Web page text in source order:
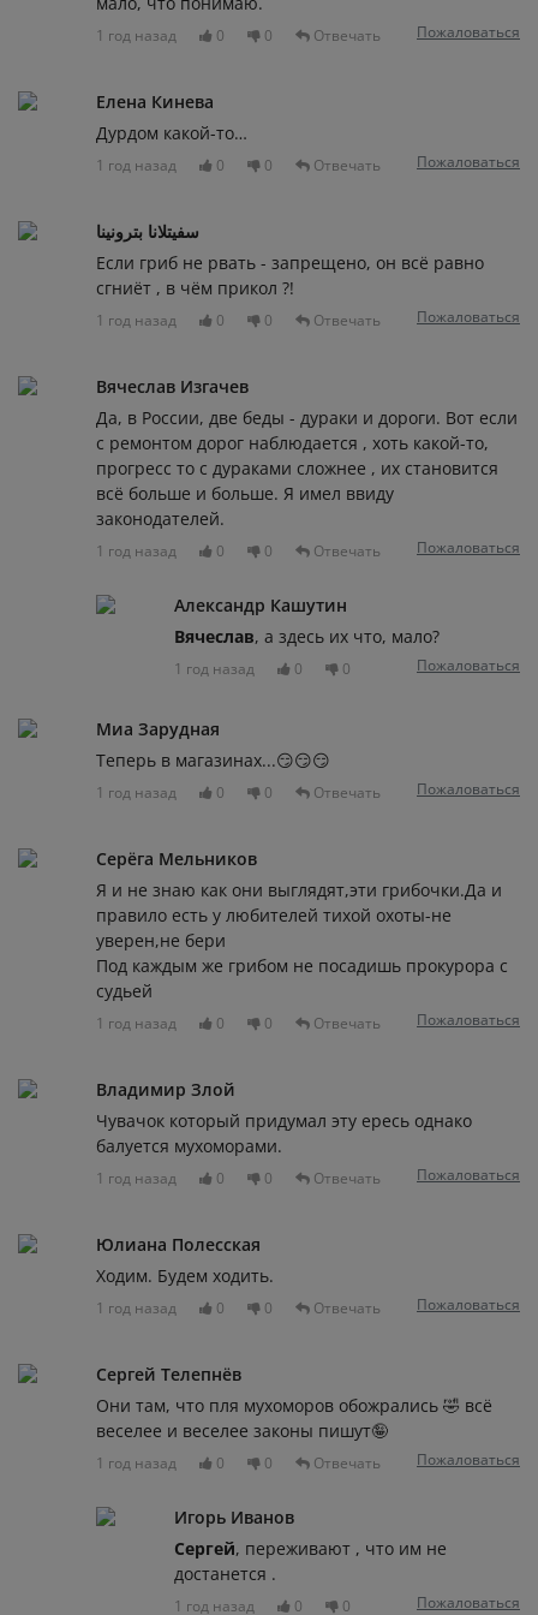
1 год назад 0 0 Отвечать Пожаловаться
Елена Кинева
Дурдом какой-то…
1 год назад 0 0 Отвечать Пожаловаться
سفيتلانا بترونينا
Если гриб не рвать - запрещено, он всё равно
сгниёт , в чём прикол ?!
1 год назад 0 0 Отвечать Пожаловаться
Вячеслав Изгачев
Да, в России, две беды - дураки и дороги. Вот если
с ремонтом дорог наблюдается , хоть какой-то,
прогресс то с дураками сложнее , их становится
всё больше и больше. Я имел ввиду
законодателей.
1 год назад 0 0 Отвечать Пожаловаться
Александр Кашутин
Вячеслав, а здесь их что, мало?
1 год назад 0 0 Пожаловаться
Миа Зарудная
Теперь в магазинах...😏😏😏
1 год назад 0 0 Отвечать Пожаловаться
Серёга Мельников
Я и не знаю как они выглядят,эти грибочки.Да и
правило есть у любителей тихой охоты-не
уверен,не бери
Под каждым же грибом не посадишь прокурора с
судьей
1 год назад 0 0 Отвечать Пожаловаться
Владимир Злой
Чувачок который придумал эту ересь однако
балуется мухоморами.
1 год назад 0 0 Отвечать Пожаловаться
Юлиана Полесская
Ходим. Будем ходить.
1 год назад 0 0 Отвечать Пожаловаться
Сергей Телепнёв
Они там, что пля мухоморов обожрались 🤣 всё
веселее и веселее законы пишут🤪
1 год назад 0 0 Отвечать Пожаловаться
Игорь Иванов
Сергей, переживают , что им не
достанется .
1 год назад 0 0 Пожаловаться